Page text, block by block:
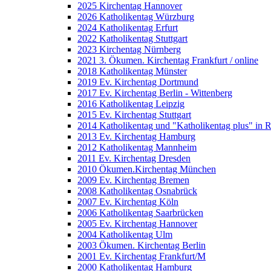
2025 Kirchentag Hannover
2026 Katholikentag Würzburg
2024 Katholikentag Erfurt
2022 Katholikentag Stuttgart
2023 Kirchentag Nürnberg
2021 3. Ökumen. Kirchentag Frankfurt / online
2018 Katholikentag Münster
2019 Ev. Kirchentag Dortmund
2017 Ev. Kirchentag Berlin - Wittenberg
2016 Katholikentag Leipzig
2015 Ev. Kirchentag Stuttgart
2014 Katholikentag und "Katholikentag plus" in
2013 Ev. Kirchentag Hamburg
2012 Katholikentag Mannheim
2011 Ev. Kirchentag Dresden
2010 Ökumen.Kirchentag München
2009 Ev. Kirchentag Bremen
2008 Katholikentag Osnabrück
2007 Ev. Kirchentag Köln
2006 Katholikentag Saarbrücken
2005 Ev. Kirchentag Hannover
2004 Katholikentag Ulm
2003 Ökumen. Kirchentag Berlin
2001 Ev. Kirchentag Frankfurt/M
2000 Katholikentag Hamburg